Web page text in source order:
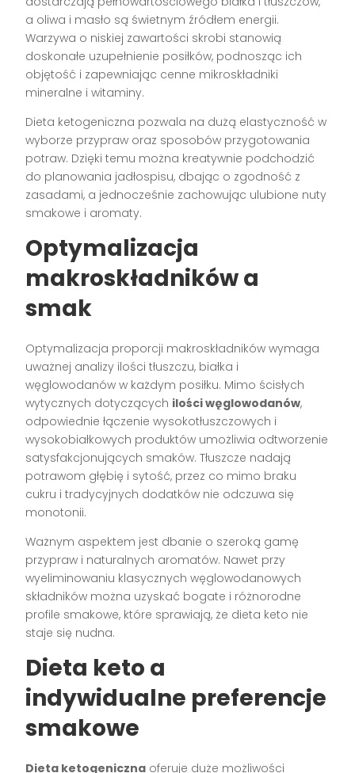
a oliwa i masło są świetnym źródłem energii.
Warzywa o niskiej zawartości skrobi stanowią
doskonałe uzupełnienie posiłków, podnosząc ich
objętość i zapewniając cenne mikroskładniki
mineralne i witaminy.
Dieta ketogeniczna pozwala na dużą elastyczność w
wyborze przypraw oraz sposobów przygotowania
potraw. Dzięki temu można kreatywnie podchodzić
do planowania jadłospisu, dbając o zgodność z
zasadami, a jednocześnie zachowując ulubione nuty
smakowe i aromaty.
Optymalizacja
makroskładników a
smak
Optymalizacja proporcji makroskładników wymaga
uważnej analizy ilości tłuszczu, białka i
węglowodanów w każdym posiłku. Mimo ścisłych
wytycznych dotyczących ilości węglowodanów,
odpowiednie łączenie wysokotłuszczowych i
wysokobiałkowych produktów umożliwia odtworzenie
satysfakcjonujących smaków. Tłuszcze nadają
potrawom głębię i sytość, przez co mimo braku
cukru i tradycyjnych dodatków nie odczuwa się
monotonii.
Ważnym aspektem jest dbanie o szeroką gamę
przypraw i naturalnych aromatów. Nawet przy
wyeliminowaniu klasycznych węglowodanowych
składników można uzyskać bogate i różnorodne
profile smakowe, które sprawiają, że dieta keto nie
staje się nudna.
Dieta keto a
indywidualne preferencje
smakowe
Dieta ketogeniczna oferuje duże możliwości